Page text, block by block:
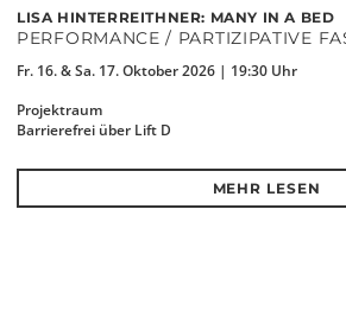
LISA HINTERREITHNER: MANY IN A BED
PERFORMANCE / PARTIZIPATIVE
Fr. 16. & Sa. 17. Oktober 2026 | 19:30 Uhr
Projektraum
Barrierefrei über Lift D
MEHR LESEN